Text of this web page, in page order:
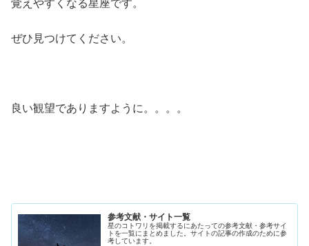
覚えやすくなる星座です。
ぜひ見つけてください。
良い観望でありますように。。。。
参考文献・サイト一覧
星のコトワリを掲載するにあたっての参考文献・参考サイ
トを一覧にまとめました。サイトの記事の作成のために参
考しています。